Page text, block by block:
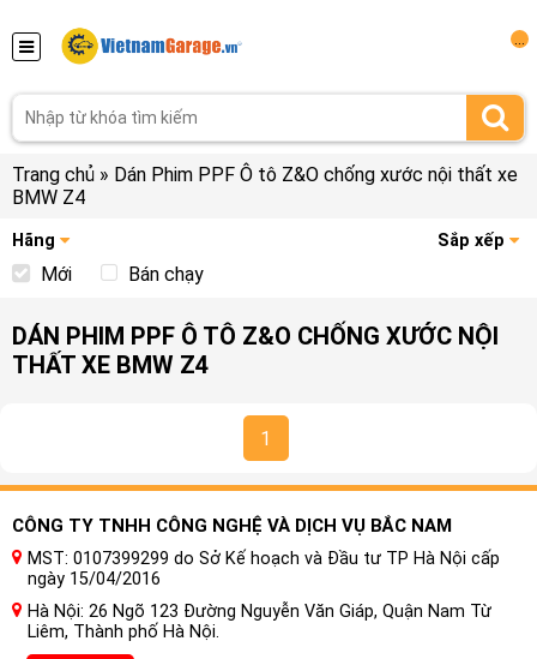
Trang chủ » Dán Phim PPF Ô tô Z&O chống xước nội thất xe
BMW Z4
Hãng Sắp xếp
Mới Bán chạy
DÁN PHIM PPF Ô TÔ Z&O CHỐNG XƯỚC NỘI
THẤT XE BMW Z4
1
CÔNG TY TNHH CÔNG NGHỆ VÀ DỊCH VỤ BẮC NAM
MST: 0107399299 do Sở Kế hoạch và Đầu tư TP Hà Nội cấp
ngày 15/04/2016
Hà Nội: 26 Ngõ 123 Đường Nguyễn Văn Giáp, Quận Nam Từ
Liêm, Thành phố Hà Nội.